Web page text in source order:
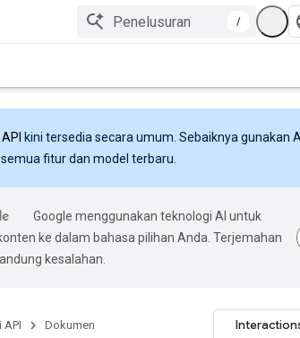
/
kini tersedia secara umum. Sebaiknya gunakan
fitur dan model terbaru.
Google menggunakan teknologi AI untuk
ke dalam bahasa pilihan Anda. Terjemahan
kesalahan.
API Dokumen